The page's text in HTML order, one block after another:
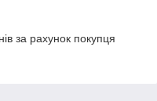
за рахунок покупця